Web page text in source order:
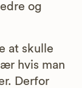
og
at skulle
hvis man
Derfor